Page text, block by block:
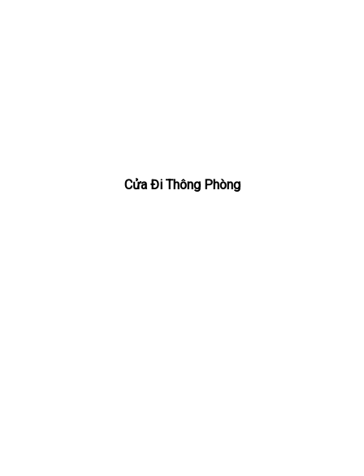
Cửa Đi Thông Phòng